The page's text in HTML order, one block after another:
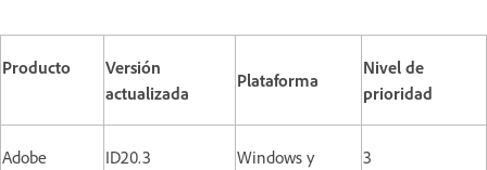
Producto
Versión
actualizada
Plataforma
Nivel de
prioridad
Adobe
ID20.3
Windows y
3